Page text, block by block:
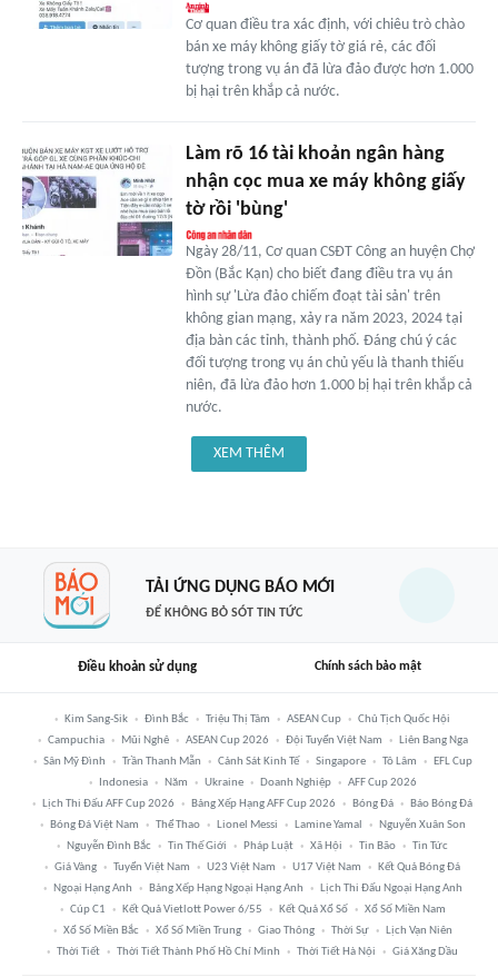
Cơ quan điều tra xác định, với chiêu trò chào
bán xe máy không giấy tờ giá rẻ, các đối
tượng trong vụ án đã lừa đảo được hơn 1.000
bị hại trên khắp cả nước.
Làm rõ 16 tài khoản ngân hàng
nhận cọc mua xe máy không giấy
tờ rồi 'bùng'
Ngày 28/11, Cơ quan CSĐT Công an huyện Chợ
Đồn (Bắc Kạn) cho biết đang điều tra vụ án
hình sự 'Lừa đảo chiếm đoạt tài sản' trên
không gian mạng, xảy ra năm 2023, 2024 tại
địa bàn các tỉnh, thành phố. Đáng chú ý các
đối tượng trong vụ án chủ yếu là thanh thiếu
niên, đã lừa đảo hơn 1.000 bị hại trên khắp cả
nước.
XEM THÊM
TẢI ỨNG DỤNG BÁO MỚI
ĐỂ KHÔNG BỎ SÓT TIN TỨC
Điều khoản sử dụng Chính sách bảo mật
Kim Sang-Sik Đình Bắc Triệu Thị Tâm ASEAN Cup
Chủ Tịch Quốc Hội
Campuchia
Mũi Nghê ASEAN Cup 2026 Đội Tuyển Việt Nam
Liên Bang Nga
Sân Mỹ Đình
Trần Thanh Mẫn Cảnh Sát Kinh Tế Singapore Tô Lâm
EFL Cup
Indonesia
Năm Ukraine Doanh Nghiệp
AFF Cup 2026
Lịch Thi Đấu AFF Cup 2026
Bảng Xếp Hạng AFF Cup 2026 Bóng Đá
Báo Bóng Đá
Bóng Đá Việt Nam
Thể Thao Lionel Messi Lamine Yamal
Nguyễn Xuân Son
Nguyễn Đình Bắc
Tin Thế Giới Pháp Luật Xã Hội Tin Bão
Tin Tức
Giá Vàng
Tuyển Việt Nam U23 Việt Nam U17 Việt Nam
Kết Quả Bóng Đá
Ngoại Hạng Anh
Bảng Xếp Hạng Ngoại Hạng Anh
Lịch Thi Đấu Ngoại Hạng Anh
Cúp C1
Kết Quả Vietlott Power 6/55 Kết Quả Xổ Số
Xổ Số Miền Nam
Xổ Số Miền Bắc
Xổ Số Miền Trung Giao Thông Thời Sự
Lịch Vạn Niên
Thời Tiết
Thời Tiết Thành Phố Hồ Chí Minh Thời Tiết Hà Nội Giá Xăng Dầu